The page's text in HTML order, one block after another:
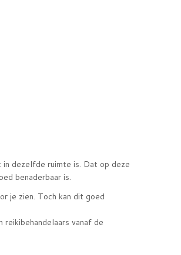
dezelfde ruimte is. Dat op deze
benaderbaar is.
je zien. Toch kan dit goed
vanaf de